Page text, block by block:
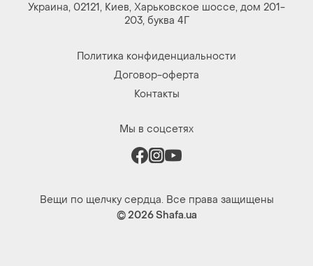
Украина, 02121, Киев, Харьковское шоссе, дом 201-
203, буква 4Г
Политика конфиденциальности
Договор-оферта
Контакты
Мы в соцсетях
Вещи по щелчку сердца. Все права защищены
© 2026Shafa.ua